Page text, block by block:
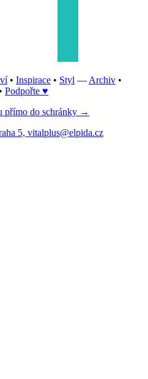
• Inspirace • Styl — Archiv •
• Podpořte ♥
přímo do schránky →
5, vitalplus@elpida.cz